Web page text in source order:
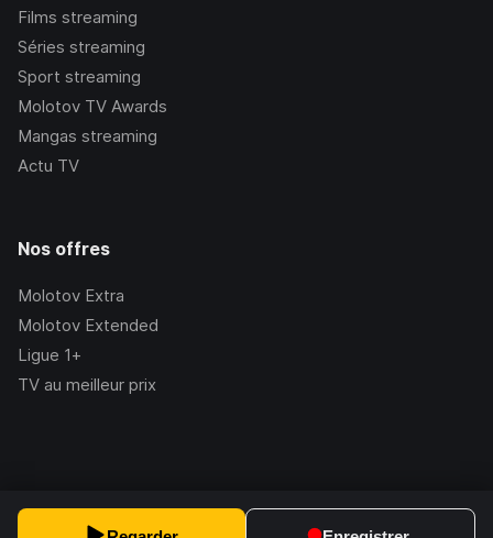
Films streaming
Séries streaming
Sport streaming
Molotov TV Awards
Mangas streaming
Actu TV
Nos offres
Molotov Extra
Molotov Extended
Ligue 1+
TV au meilleur prix
2.228.1